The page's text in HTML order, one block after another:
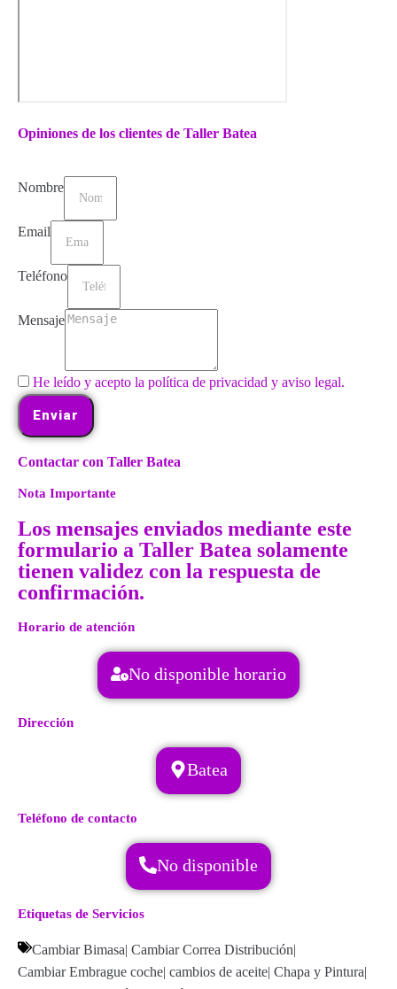
Opiniones de los clientes de Taller Batea
Nombre
Email
Teléfono
Mensaje
He leído y acepto la política de privacidad y aviso legal.
Enviar
Contactar con Taller Batea
Nota Importante
Los mensajes enviados mediante este
formulario a Taller Batea solamente
tienen validez con la respuesta de
confirmación.
Horario de atención
No disponible horario
Dirección
Batea
Teléfono de contacto
No disponible
Etiquetas de Servicios
Cambiar Bimasa| Cambiar Correa Distribución|
Cambiar Embrague coche| cambios de aceite| Chapa y Pintura|